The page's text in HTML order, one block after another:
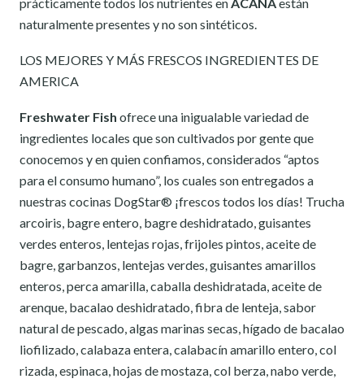
naturalmente presentes y no son sintéticos.
LOS MEJORES Y MÁS FRESCOS INGREDIENTES DE
AMERICA
Freshwater Fish ofrece una inigualable variedad de
ingredientes locales que son cultivados por gente que
conocemos y en quien confiamos, considerados “aptos
para el consumo humano”, los cuales son entregados a
nuestras cocinas DogStar® ¡frescos todos los días! Trucha
arcoiris, bagre entero, bagre deshidratado, guisantes
verdes enteros, lentejas rojas, frijoles pintos, aceite de
bagre, garbanzos, lentejas verdes, guisantes amarillos
enteros, perca amarilla, caballa deshidratada, aceite de
arenque, bacalao deshidratado, fibra de lenteja, sabor
natural de pescado, algas marinas secas, hígado de bacalao
liofilizado, calabaza entera, calabacín amarillo entero, col
rizada, espinaca, hojas de mostaza, col berza, nabo verde,